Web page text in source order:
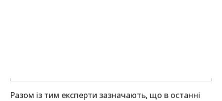
Разом із тим експерти зазначають, що в останні